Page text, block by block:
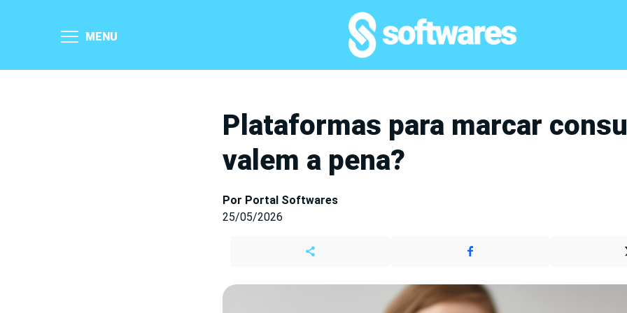
MENU
Plataformas para marcar
valem a pena?
Por Portal Softwares
25/05/2026